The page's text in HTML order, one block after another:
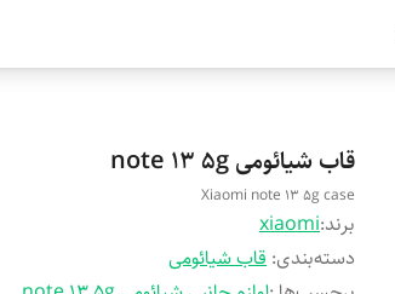
قاب شیائومی note 13 5g
Xiaomi note 13 5g case
برند:xiaomi
دسته‌بندی: قاب شیائومی